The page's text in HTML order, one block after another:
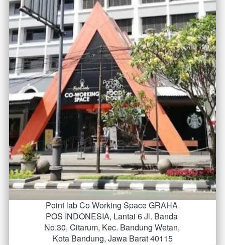
Point lab Co Working Space GRAHA
POS INDONESIA, Lantai 6 Jl. Banda
No.30, Citarum, Kec. Bandung Wetan,
Kota Bandung, Jawa Barat 40115